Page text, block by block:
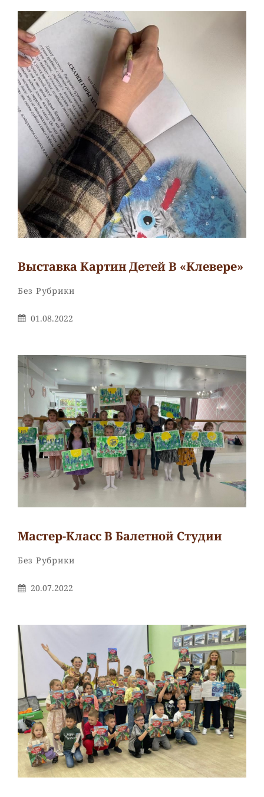
Выставка Картин Детей В «Клевере»
Рубрики
Без Рубрики
Опубликовано
01.08.2022
Мастер-Класс В Балетной Студии
Рубрики
Без Рубрики
Опубликовано
20.07.2022